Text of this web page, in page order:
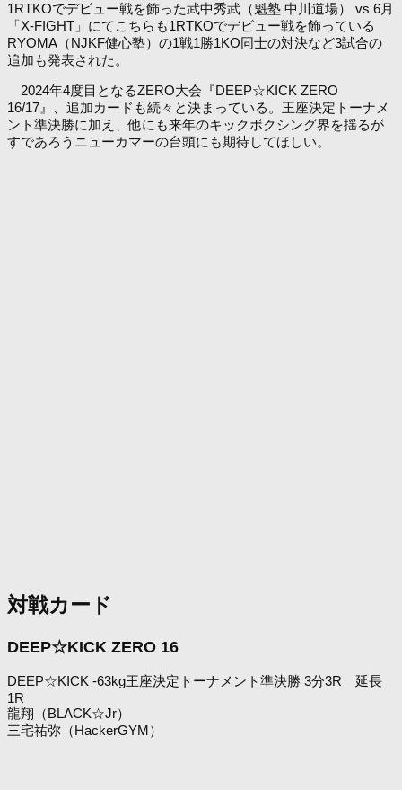
1RTKOでデビュー戦を飾った武中秀武（魁塾 中川道場） vs 6月
「X-FIGHT」にてこちらも1RTKOでデビュー戦を飾っている
RYOMA（NJKF健心塾）の1戦1勝1KO同士の対決など3試合の
追加も発表された。
2024年4度目となるZERO大会『DEEP☆KICK ZERO
16/17』、追加カードも続々と決まっている。王座決定トーナメ
ント準決勝に加え、他にも来年のキックボクシング界を揺るが
すであろうニューカマーの台頭にも期待してほしい。
対戦カード
DEEP☆KICK ZERO 16
DEEP☆KICK -63kg王座決定トーナメント準決勝 3分3R 延長
1R
龍翔（BLACK☆Jr）
三宅祐弥（HackerGYM）